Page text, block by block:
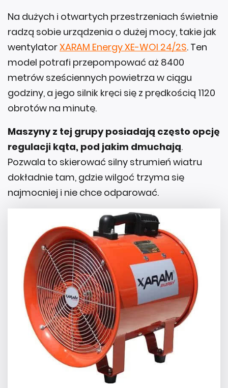
Na dużych i otwartych przestrzeniach świetnie
radzą sobie urządzenia o dużej mocy, takie jak
wentylatorXARAM Energy XE-WOI 24/2S. Ten
model potrafi przepompować aż 8400
metrów sześciennych powietrza w ciągu
godziny, a jego silnik kręci się z prędkością 1120
obrotów na minutę.
Maszyny z tej grupy posiadają często opcję
regulacji kąta, pod jakim dmuchają.
Pozwala to skierować silny strumień wiatru
dokładnie tam, gdzie wilgoć trzyma się
najmocniej i nie chce odparować.